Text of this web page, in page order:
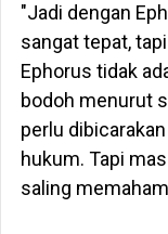
"Jadi dengan
sangat tepat,
Ephorus tidak
bodoh menurut
perlu
hukum. Tapi
saling